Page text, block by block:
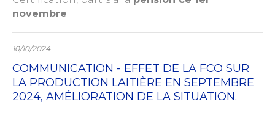
novembre
10/10/2024
COMMUNICATION - EFFET DE LA FCO SUR
LA PRODUCTION LAITIÈRE EN SEPTEMBRE
2024, AMÉLIORATION DE LA SITUATION.